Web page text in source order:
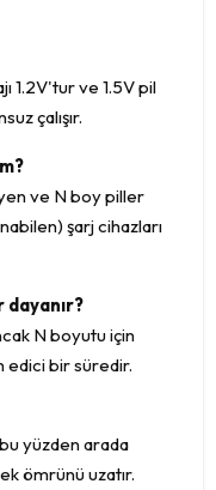
1.2V'tur ve 1.5V pil
çalışır.
ve N boy piller
şarj cihazları
N boyutu için
edici bir süredir.
yüzden arada
ömrünü uzatır.